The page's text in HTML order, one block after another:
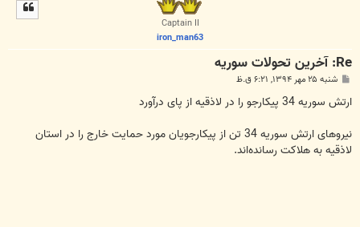
Captain II
iron_man63
Re: آخرين تحولات سوريه
پ
ت
شنبه ۲۵ مهر ۱۳۹۴, ۶:۲۱ ق.ظ
ارتش سوریه 34 پیکارجو را در لاذقیه از پای درآورد
نیروهای ارتش سوریه 34 تن از پیکارجویان مورد حمایت خارج را در استان
لاذقیه به هلاکت رسانده‌اند.